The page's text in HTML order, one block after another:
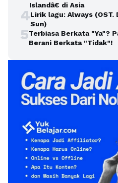
Islandâ€ di Asia
4Lirik lagu: Always
Sun)
5Terbiasa Berkata "Ya"?
Berani Berkata "Tidak"!